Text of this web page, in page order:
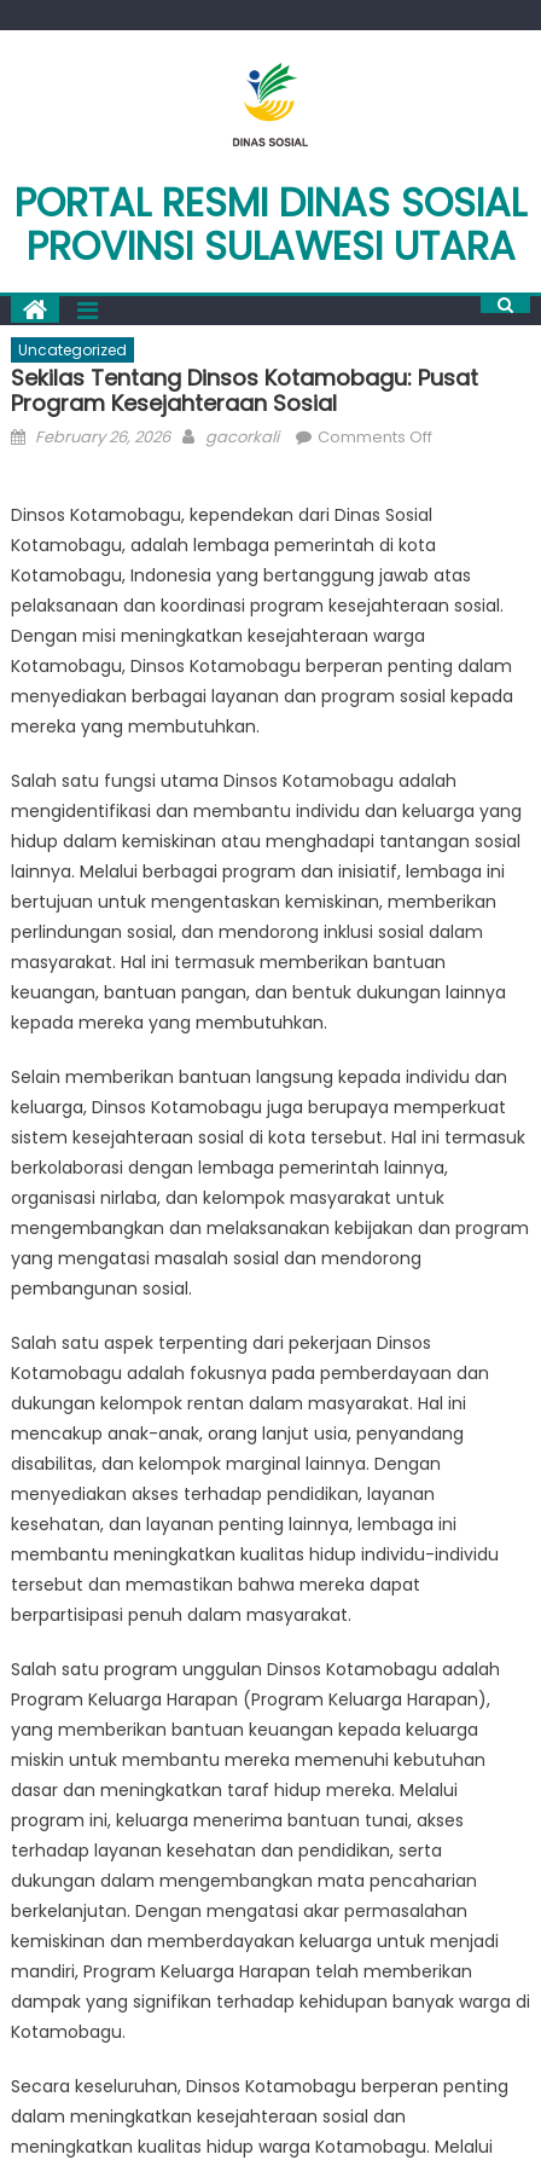
PORTAL RESMI DINAS SOSIAL
PROVINSI SULAWESI UTARA
Uncategorized
Sekilas Tentang Dinsos Kotamobagu: Pusat
Program Kesejahteraan Sosial
Posted
February 26, 2026 Author
gacorkali Comments Offon
Dinsos
Kotamobagu:
Pusat
Program
Sosial
Dinsos Kotamobagu, kependekan dari Dinas Sosial
Kotamobagu, adalah lembaga pemerintah di kota
Kotamobagu, Indonesia yang bertanggung jawab atas
pelaksanaan dan koordinasi program kesejahteraan sosial.
Dengan misi meningkatkan kesejahteraan warga
Kotamobagu, Dinsos Kotamobagu berperan penting dalam
menyediakan berbagai layanan dan program sosial kepada
mereka yang membutuhkan.
Salah satu fungsi utama Dinsos Kotamobagu adalah
mengidentifikasi dan membantu individu dan keluarga yang
hidup dalam kemiskinan atau menghadapi tantangan sosial
lainnya. Melalui berbagai program dan inisiatif, lembaga ini
bertujuan untuk mengentaskan kemiskinan, memberikan
perlindungan sosial, dan mendorong inklusi sosial dalam
masyarakat. Hal ini termasuk memberikan bantuan
keuangan, bantuan pangan, dan bentuk dukungan lainnya
kepada mereka yang membutuhkan.
Selain memberikan bantuan langsung kepada individu dan
keluarga, Dinsos Kotamobagu juga berupaya memperkuat
sistem kesejahteraan sosial di kota tersebut. Hal ini termasuk
berkolaborasi dengan lembaga pemerintah lainnya,
organisasi nirlaba, dan kelompok masyarakat untuk
mengembangkan dan melaksanakan kebijakan dan program
yang mengatasi masalah sosial dan mendorong
pembangunan sosial.
Salah satu aspek terpenting dari pekerjaan Dinsos
Kotamobagu adalah fokusnya pada pemberdayaan dan
dukungan kelompok rentan dalam masyarakat. Hal ini
mencakup anak-anak, orang lanjut usia, penyandang
disabilitas, dan kelompok marginal lainnya. Dengan
menyediakan akses terhadap pendidikan, layanan
kesehatan, dan layanan penting lainnya, lembaga ini
membantu meningkatkan kualitas hidup individu-individu
tersebut dan memastikan bahwa mereka dapat
berpartisipasi penuh dalam masyarakat.
Salah satu program unggulan Dinsos Kotamobagu adalah
Program Keluarga Harapan (Program Keluarga Harapan),
yang memberikan bantuan keuangan kepada keluarga
miskin untuk membantu mereka memenuhi kebutuhan
dasar dan meningkatkan taraf hidup mereka. Melalui
program ini, keluarga menerima bantuan tunai, akses
terhadap layanan kesehatan dan pendidikan, serta
dukungan dalam mengembangkan mata pencaharian
berkelanjutan. Dengan mengatasi akar permasalahan
kemiskinan dan memberdayakan keluarga untuk menjadi
mandiri, Program Keluarga Harapan telah memberikan
dampak yang signifikan terhadap kehidupan banyak warga di
Kotamobagu.
Secara keseluruhan, Dinsos Kotamobagu berperan penting
dalam meningkatkan kesejahteraan sosial dan
meningkatkan kualitas hidup warga Kotamobagu. Melalui